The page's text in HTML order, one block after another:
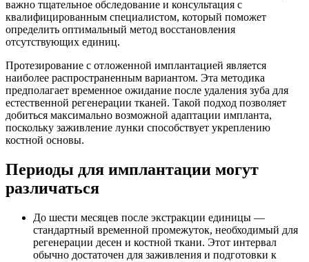
важно тщательное обследование и консультация с
квалифицированным специалистом, который поможет
определить оптимальный метод восстановления
отсутствующих единиц.
Протезирование с отложенной имплантацией является
наиболее распространенным вариантом. Эта методика
предполагает временное ожидание после удаления зуба для
естественной регенерации тканей. Такой подход позволяет
добиться максимально возможной адаптации импланта,
поскольку заживление лунки способствует укреплению
костной основы.
Периоды для имплантации могут
различаться
До шести месяцев после экстракции единицы —
стандартный временной промежуток, необходимый для
регенерации десен и костной ткани. Этот интервал
обычно достаточен для заживления и подготовки к